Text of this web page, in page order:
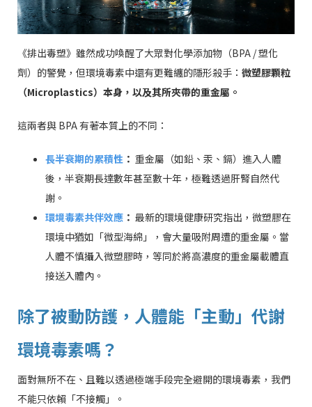
《排出毒塑》雖然成功喚醒了大眾對化學添加物（BPA / 塑化
劑）的警覺，但環境毒素中還有更難纏的隱形殺手： 微塑膠顆粒
（Microplastics）本身，以及其所夾帶的重金屬。
這兩者與 BPA 有著本質上的不同：
長半衰期的累積性 ： 重金屬（如鉛、汞、鎘）進入人體
後，半衰期長達數年甚至數十年，極難透過肝腎自然代
謝。
環境毒素共伴效應 ： 最新的環境健康研究指出，微塑膠在
環境中猶如「微型海綿」，會大量吸附周遭的重金屬。當
人體不慎攝入微塑膠時，等同於將高濃度的重金屬載體直
接送入體內。
除了被動防護，人體能「主動」代謝
環境毒素嗎？
面對無所不在、且難以透過極端手段完全避開的環境毒素，我們
不能只依賴「不接觸」。